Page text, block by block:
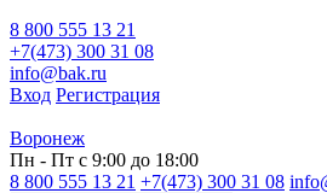
8 800 555 13 21
+7(473) 300 31 08
info@bak.ru
Вход Регистрация
Воронеж
Пн - Пт с 9:00 до 18:00
8 800 555 13 21 +7(473) 300 31 08